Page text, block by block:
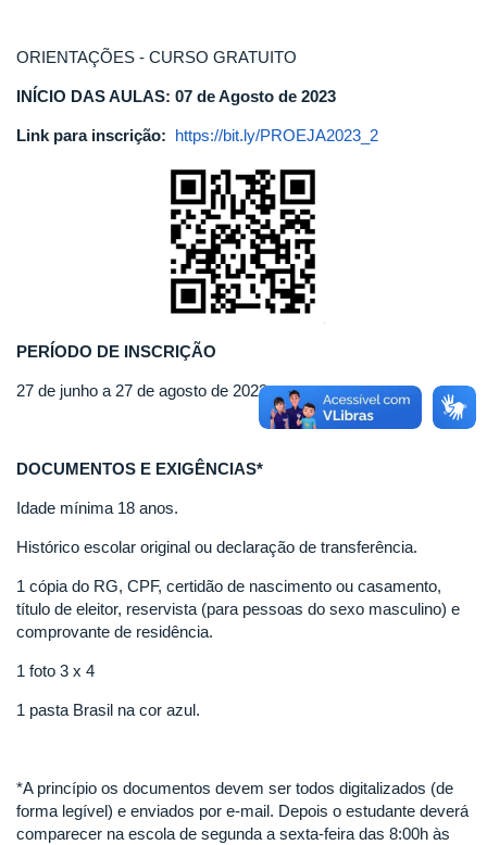
ORIENTAÇÕES - CURSO GRATUITO
INÍCIO DAS AULAS: 07 de Agosto de 2023
Link para inscrição: https://bit.ly/PROEJA2023_2
PERÍODO DE INSCRIÇÃO
27 de junho a 27 de agosto de 2023
DOCUMENTOS E EXIGÊNCIAS*
Idade mínima 18 anos.
Histórico escolar original ou declaração de transferência.
1 cópia do RG, CPF, certidão de nascimento ou casamento,
título de eleitor, reservista (para pessoas do sexo masculino) e
comprovante de residência.
1 foto 3 x 4
1 pasta Brasil na cor azul.
*A princípio os documentos devem ser todos digitalizados (de
forma legível) e enviados por e-mail. Depois o estudante deverá
comparecer na escola de segunda a sexta-feira das 8:00h às